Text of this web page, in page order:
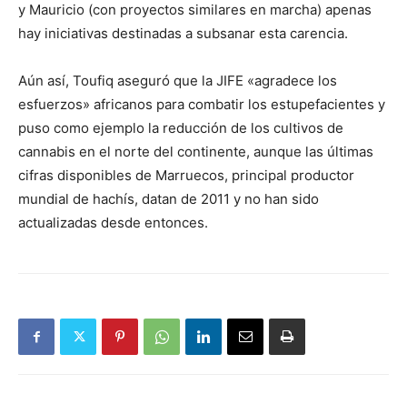
y Mauricio (con proyectos similares en marcha) apenas
hay iniciativas destinadas a subsanar esta carencia.
Aún así, Toufiq aseguró que la JIFE «agradece los
esfuerzos» africanos para combatir los estupefacientes y
puso como ejemplo la reducción de los cultivos de
cannabis en el norte del continente, aunque las últimas
cifras disponibles de Marruecos, principal productor
mundial de hachís, datan de 2011 y no han sido
actualizadas desde entonces.